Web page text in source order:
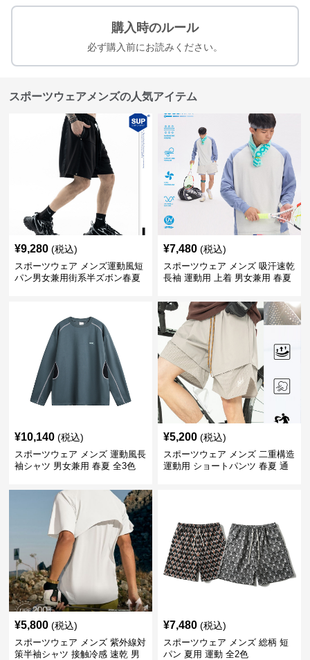
購入時のルール
必ず購入前にお読みください。
スポーツウェアメンズの人気アイテム
¥9,280 (税込)
スポーツウェア メンズ運動風短
パン男女兼用街系半ズボン春夏
¥7,480 (税込)
スポーツウェア メンズ 吸汗速乾
長袖 運動用 上着 男女兼用 春夏
¥10,140 (税込)
スポーツウェア メンズ 運動風長
袖シャツ 男女兼用 春夏 全3色
¥5,200 (税込)
スポーツウェア メンズ 二重構造
運動用 ショートパンツ 春夏 通
¥5,800 (税込)
スポーツウェア メンズ 紫外線対
策半袖シャツ 接触冷感 速乾 男
¥7,480 (税込)
スポーツウェア メンズ 総柄 短
パン 夏用 運動 全2色